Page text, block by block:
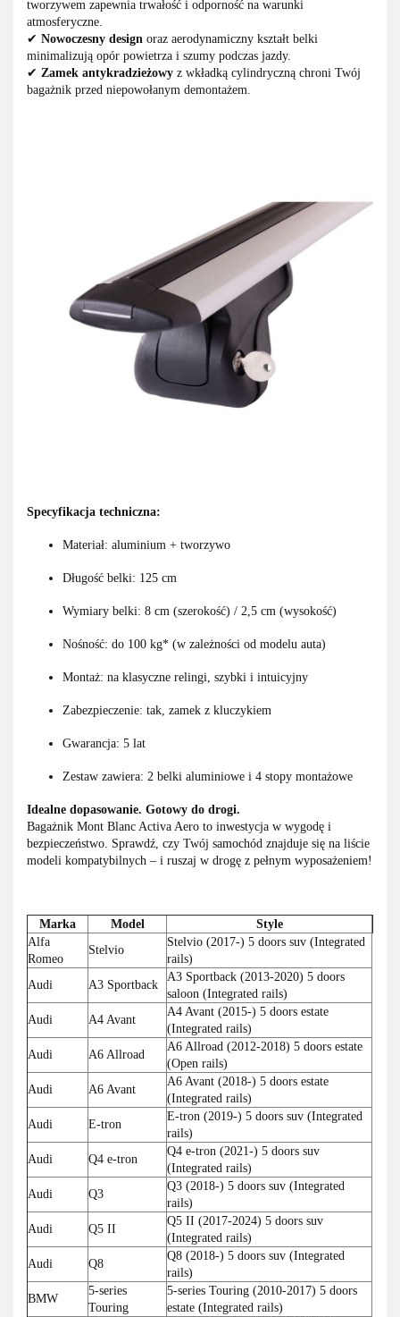
tworzywem zapewnia trwałość i odporność na warunki
atmosferyczne.
✔ Nowoczesny design oraz aerodynamiczny kształt belki
minimalizują opór powietrza i szumy podczas jazdy.
✔ Zamek antykradzieżowy z wkładką cylindryczną chroni Twój
bagażnik przed niepowołanym demontażem.
Specyfikacja techniczna:
Materiał: aluminium + tworzywo
Długość belki: 125 cm
Wymiary belki: 8 cm (szerokość) / 2,5 cm (wysokość)
Nośność: do 100 kg* (w zależności od modelu auta)
Montaż: na klasyczne relingi, szybki i intuicyjny
Zabezpieczenie: tak, zamek z kluczykiem
Gwarancja: 5 lat
Zestaw zawiera: 2 belki aluminiowe i 4 stopy montażowe
Idealne dopasowanie. Gotowy do drogi.
Bagażnik Mont Blanc Activa Aero to inwestycja w wygodę i
bezpieczeństwo. Sprawdź, czy Twój samochód znajduje się na liście
modeli kompatybilnych – i ruszaj w drogę z pełnym wyposażeniem!
Marka Model
Style
Alfa
Romeo
Stelvio
Stelvio (2017-) 5 doors suv (Integrated
rails)
Audi
A3 Sportback
A3 Sportback (2013-2020) 5 doors
saloon (Integrated rails)
Audi
A4 Avant
A4 Avant (2015-) 5 doors estate
(Integrated rails)
Audi
A6 Allroad
A6 Allroad (2012-2018) 5 doors estate
(Open rails)
Audi
A6 Avant
A6 Avant (2018-) 5 doors estate
(Integrated rails)
Audi
E-tron
E-tron (2019-) 5 doors suv (Integrated
rails)
Audi
Q4 e-tron
Q4 e-tron (2021-) 5 doors suv
(Integrated rails)
Audi
Q3
Q3 (2018-) 5 doors suv (Integrated
rails)
Audi
Q5 II
Q5 II (2017-2024) 5 doors suv
(Integrated rails)
Audi
Q8
Q8 (2018-) 5 doors suv (Integrated
rails)
BMW
5-series
Touring
5-series Touring (2010-2017) 5 doors
estate (Integrated rails)